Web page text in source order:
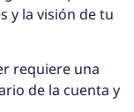
y la visión de tu
requiere una
de la cuenta y